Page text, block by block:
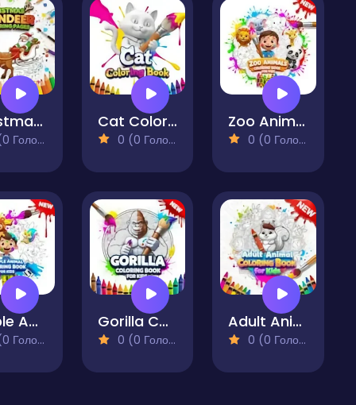
Christmas Reindeer Coloring Pages Cat Coloring Book
0 (0 Голосів)
Zoo Animals Coloring Book for Kids
0 (0 Голосів)
Simple Animal Coloring Book for Kids Gorilla Coloring Book for Kids
0 (0 Голосів)
Adult Animal Coloring Book for Kids
0 (0 Голосів)